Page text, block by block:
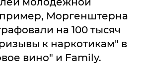
Моргенштерна
на 100 тысяч
к наркотикам" в
вино" и Family.